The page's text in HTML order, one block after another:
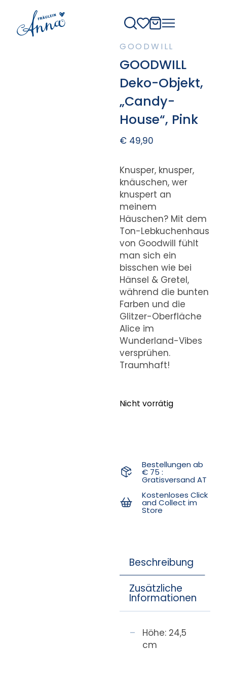
GOODWILL
GOODWILL
Deko-Objekt,
„Candy-
House“, Pink
€49,90
Knusper, knusper,
knäuschen, wer
knuspert an
meinem
Häuschen? Mit dem
Ton-Lebkuchenhaus
von Goodwill fühlt
man sich ein
bisschen wie bei
Hänsel & Gretel,
während die bunten
Farben und die
Glitzer-Oberfläche
Alice im
Wunderland-Vibes
versprühen.
Traumhaft!
Nicht vorrätig
Bestellungen ab
€ 75 :
Gratisversand AT
Kostenloses Click
and Collect im
Store
Beschreibung
Zusätzliche
Informationen
Höhe: 24,5
cm